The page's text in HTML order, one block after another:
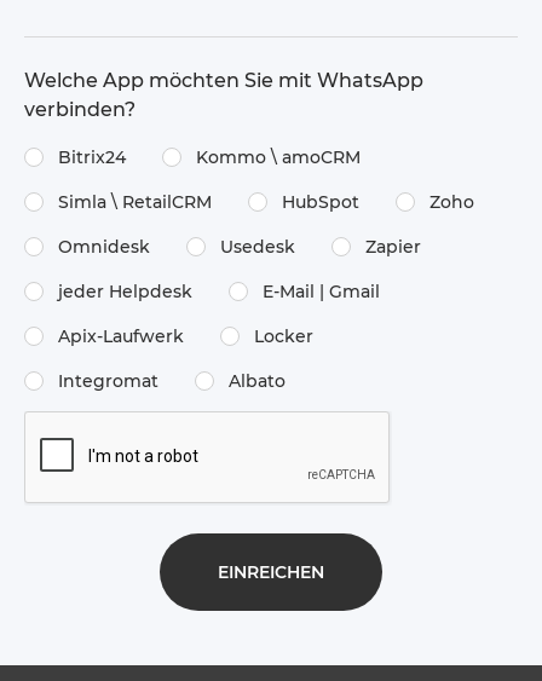
Welche App möchten Sie mit WhatsApp
verbinden?
Bitrix24 Kommo \​ amoCRM
Simla \​ RetailCRM HubSpot Zoho
Omnidesk Usedesk Zapier
jeder Helpdesk E-Mail | Gmail
Apix-Laufwerk Locker
Integromat Albato